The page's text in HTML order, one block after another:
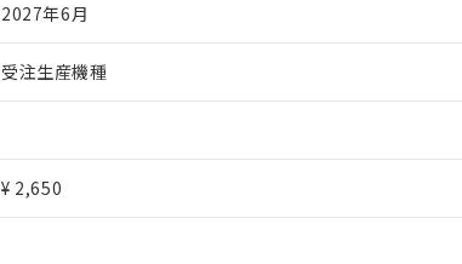
2027年6月
受注生産機種
¥ 2,650